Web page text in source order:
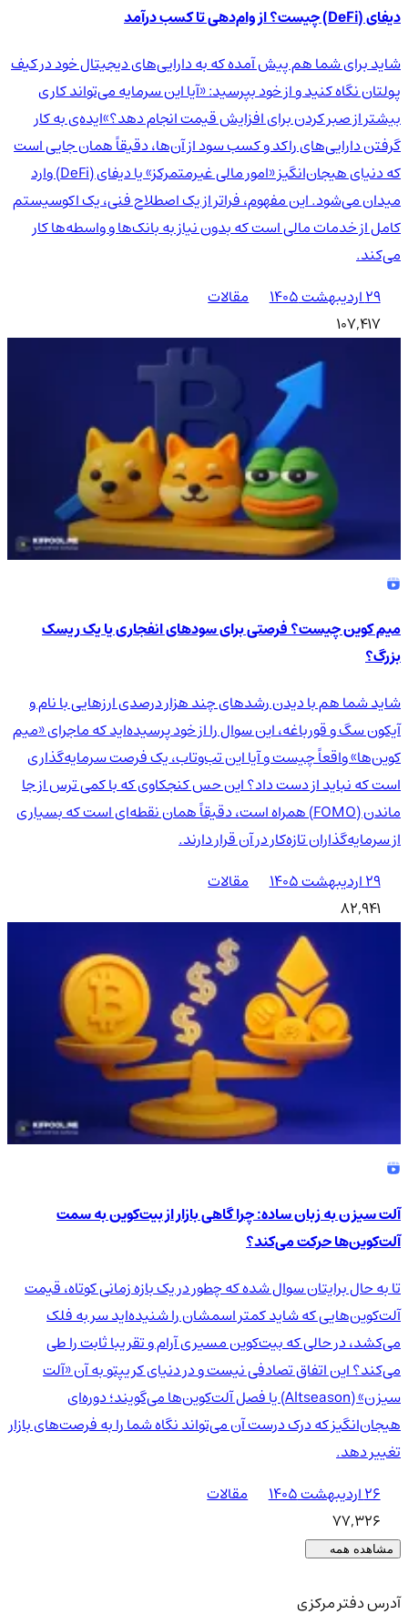
دیفای (DeFi) چیست؟ از وام‌دهی تا کسب درآمد
شاید برای شما هم پیش آمده که به دارایی‌های دیجیتال خود در کیف
پولتان نگاه کنید و از خود بپرسید: «آیا این سرمایه می‌تواند کاری
بیشتر از صبر کردن برای افزایش قیمت انجام دهد؟»ایده‌ی به کار
گرفتن دارایی‌های راکد و کسب سود از آن‌ها، دقیقاً همان جایی است
که دنیای هیجان‌انگیز «امور مالی غیرمتمرکز» یا دیفای (DeFi) وارد
میدان می‌شود. این مفهوم، فراتر از یک اصطلاح فنی، یک اکوسیستم
کامل از خدمات مالی است که بدون نیاز به بانک‌ها و واسطه‌ها کار
می‌کند.
۲۹ اردیبهشت ۱۴۰۵
مقالات
107,417
میم کوین چیست؟ فرصتی برای سودهای انفجاری یا یک ریسک
بزرگ؟
شاید شما هم با دیدن رشدهای چند هزار درصدی ارزهایی با نام و
آیکون سگ و قورباغه، این سوال را از خود پرسیده‌اید که ماجرای «میم
کوین‌ها» واقعاً چیست و آیا این تب‌وتاب، یک فرصت سرمایه‌گذاری
است که نباید از دست داد؟ این حس کنجکاوی که با کمی ترس از جا
ماندن (FOMO) همراه است، دقیقاً همان نقطه‌ای است که بسیاری
از سرمایه‌گذاران تازه‌کار در آن قرار دارند.
۲۹ اردیبهشت ۱۴۰۵
مقالات
82,941
آلت سیزن به زبان ساده: چرا گاهی بازار از بیت‌کوین به سمت
آلت‌کوین‌ها حرکت می‌کند؟
تا به حال برایتان سوال شده که چطور در یک بازه زمانی کوتاه، قیمت
آلت‌کوین‌هایی که شاید کمتر اسمشان را شنیده‌اید سر به فلک
می‌کشد، در حالی که بیت‌کوین مسیری آرام و تقریبا ثابت را طی
می‌کند؟ این اتفاق تصادفی نیست و در دنیای کریپتو به آن «آلت
سیزن» (Altseason) یا فصل آلت‌کوین‌ها می‌گویند؛ دوره‌ای
هیجان‌انگیز که درک درست آن می‌تواند نگاه شما را به فرصت‌های بازار
تغییر دهد.
۲۶ اردیبهشت ۱۴۰۵
مقالات
77,326
مشاهده همه
آدرس دفتر مرکزی